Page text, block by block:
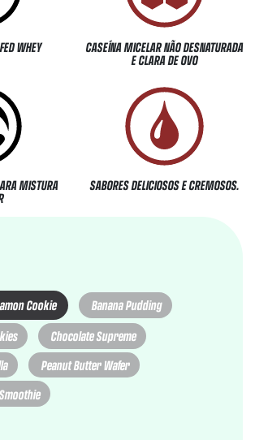
WHEY CASEÍNA MICELAR NÃO DESNATURADA
E CLARA DE OVO
MISTURA SABORES DELICIOSOS E CREMOSOS.
Cookie
Banana Pudding
Chocolate Supreme
Peanut Butter Wafer